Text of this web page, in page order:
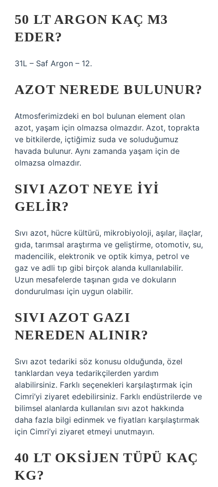
50 LT ARGON KAÇ M3
EDER?
31L – Saf Argon – 12.
AZOT NEREDE BULUNUR?
Atmosferimizdeki en bol bulunan element olan
azot, yaşam için olmazsa olmazdır. Azot, toprakta
ve bitkilerde, içtiğimiz suda ve soluduğumuz
havada bulunur. Aynı zamanda yaşam için de
olmazsa olmazdır.
SIVI AZOT NEYE IYI
GELIR?
Sıvı azot, hücre kültürü, mikrobiyoloji, aşılar, ilaçlar,
gıda, tarımsal araştırma ve geliştirme, otomotiv, su,
madencilik, elektronik ve optik kimya, petrol ve
gaz ve adli tıp gibi birçok alanda kullanılabilir.
Uzun mesafelerde taşınan gıda ve dokuların
dondurulması için uygun olabilir.
SIVI AZOT GAZI
NEREDEN ALINIR?
Sıvı azot tedariki söz konusu olduğunda, özel
tanklardan veya tedarikçilerden yardım
alabilirsiniz. Farklı seçenekleri karşılaştırmak için
Cimri’yi ziyaret edebilirsiniz. Farklı endüstrilerde ve
bilimsel alanlarda kullanılan sıvı azot hakkında
daha fazla bilgi edinmek ve fiyatları karşılaştırmak
için Cimri’yi ziyaret etmeyi unutmayın.
40 LT OKSIJEN TÜPÜ KAÇ
KG?